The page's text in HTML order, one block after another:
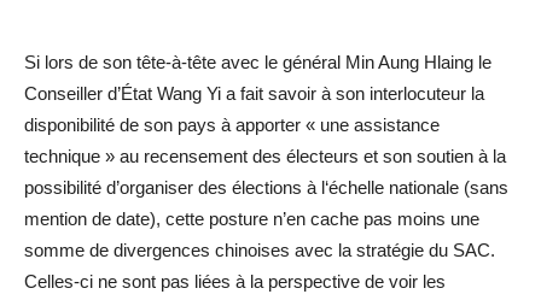
Si lors de son tête-à-tête avec le général Min Aung Hlaing le
Conseiller d’État Wang Yi a fait savoir à son interlocuteur la
disponibilité de son pays à apporter « une assistance
technique » au recensement des électeurs et son soutien à la
possibilité d’organiser des élections à l‘échelle nationale (sans
mention de date), cette posture n’en cache pas moins une
somme de divergences chinoises avec la stratégie du SAC.
Celles-ci ne sont pas liées à la perspective de voir les